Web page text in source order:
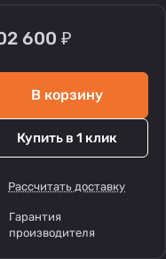
600 ₽
В корзину
Купить в 1 клик
Рассчитать доставку
Гарантия
производителя